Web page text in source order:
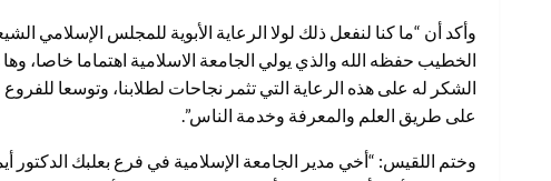
وأكد أن “ما كنا لنفعل ذلك لولا الرعاية الأبوية للمجلس
الخطيب حفظه الله والذي يولي الجامعة الاسلامية اهتماما خاصا،
الشكر له على هذه الرعاية التي تثمر نجاحات لطلابنا، وتوسعا
على طريق العلم والمعرفة وخدمة الناس”.
وختم اللقيس: “أخي مدير الجامعة الإسلامية في فرع بعلبك الدكتور